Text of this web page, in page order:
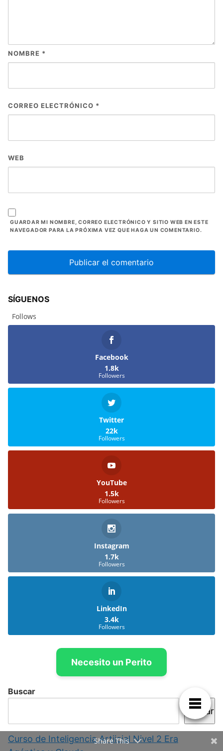
NOMBRE *
CORREO ELECTRÓNICO *
WEB
GUARDAR MI NOMBRE, CORREO ELECTRÓNICO Y SITIO WEB EN ESTE
NAVEGADOR PARA LA PRÓXIMA VEZ QUE HAGA UN COMENTARIO.
SÍGUENOS
Follows
Facebook
1.8k
Followers
Twitter
22k
Followers
YouTube
1.5k
Followers
Instagram
1.7k
Followers
LinkedIn
3.4k
Followers
Necesito un Perito
Buscar
Buscar
Curso de Inteligencia Artiicial Nivel 2 Era
Share This